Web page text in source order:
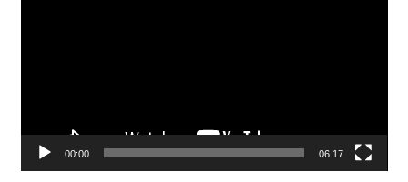
00:00 06:17